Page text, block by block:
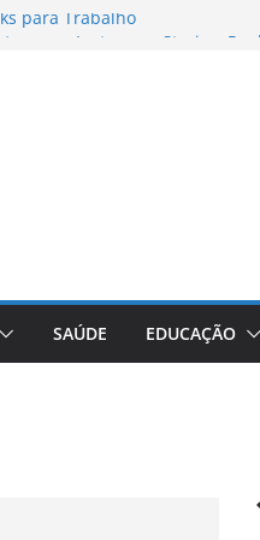
para Trabalho
de Fotos e Vídeos: A Chave
Comprehensive Review of the
Loss Pill
SAÚDE EDUCAÇÃO